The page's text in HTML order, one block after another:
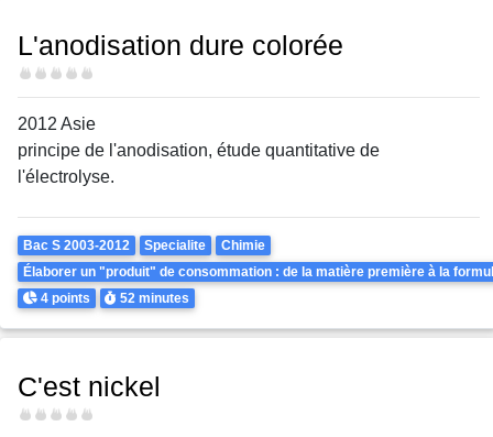
L'anodisation dure colorée
Difficulté
2012 Asie
principe de l'anodisation, étude quantitative de
l'électrolyse.
Theme
Bac S 2003-2012 Specialite
Chimie
Élaborer un "produit" de consommation : de la matière première à la
Points
4 points Durée
52 minutes
C'est nickel
Difficulté